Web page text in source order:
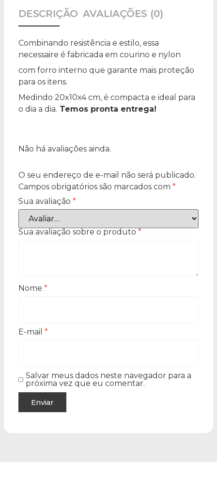
DESCRIÇÃO AVALIAÇÕES (0)
Combinando resistência e estilo, essa
necessaire é fabricada em courino e nylon
com forro interno que garante mais proteção
para os itens.
Medindo 20x10x4 cm, é compacta e ideal para
o dia a dia. Temos pronta entrega!
Não há avaliações ainda.
O seu endereço de e-mail não será publicado.
Campos obrigatórios são marcados com *
Sua avaliação *
Sua avaliação sobre o produto *
Nome *
E-mail *
Salvar meus dados neste navegador para a
próxima vez que eu comentar.